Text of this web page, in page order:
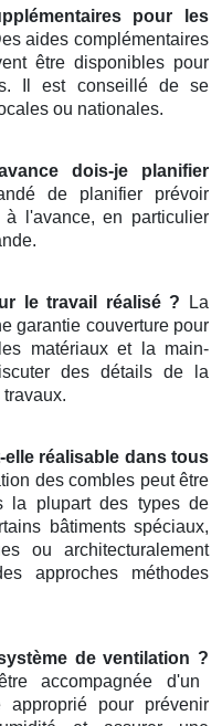
pour les
aides complémentaires
être disponibles pour
Il est conseillé de se
ou nationales.
dois-je planifier
de planifier prévoir
à l'avance, en particulier
le travail réalisé ? La
garantie couverture pour
matériaux et la main-
des détails de la
réalisable dans tous
des combles peut être
la plupart des types de
bâtiments spéciaux,
ou architecturalement
approches méthodes
de ventilation ?
accompagnée d'un
approprié pour prévenir